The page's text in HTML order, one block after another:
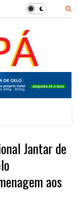
Jantar de
aos